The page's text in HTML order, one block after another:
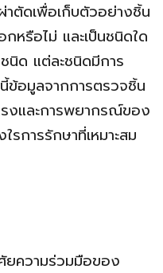
ตัดเพื่อเก็บตัวอย่างชิ้น
กหรือไม่ และเป็นชนิดใด
นิด แต่ละชนิดมีการ
ข้อมูลจากการตรวจชิ้น
รงและการพยากรณ์ของ
รการรักษาที่เหมาะสม
ยความร่วมมือของ